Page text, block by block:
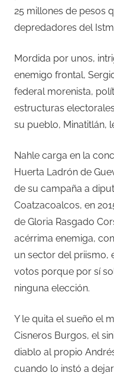
25 millones de pesos
depredadores del
Mordida por unos,
enemigo frontal,
federal morenista,
estructuras
su pueblo, Minatitlán,
Nahle carga en la
Huerta Ladrón de
de su campaña a
Coatzacoalcos, en
de Gloria Rasgado
acérrima enemiga,
un sector del priismo,
votos porque por sí
ninguna elección.
Y le quita el sueño el
Cisneros Burgos, el
diablo al propio
cuando lo instó a